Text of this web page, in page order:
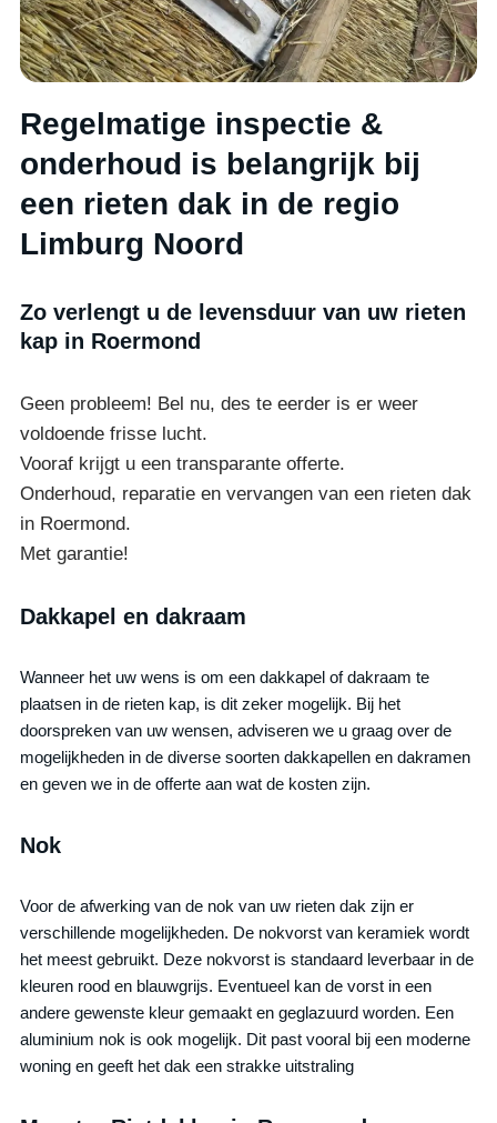
Regelmatige inspectie &
onderhoud is belangrijk bij
een rieten dak in de regio
Limburg Noord
Zo verlengt u de levensduur van uw rieten
kap in Roermond
Geen probleem! Bel nu, des te eerder is er weer
voldoende frisse lucht.
Vooraf krijgt u een transparante offerte.
Onderhoud, reparatie en vervangen van een rieten dak
in Roermond.
Met garantie!
Dakkapel en dakraam
Wanneer het uw wens is om een dakkapel of dakraam te
plaatsen in de rieten kap, is dit zeker mogelijk. Bij het
doorspreken van uw wensen, adviseren we u graag over de
mogelijkheden in de diverse soorten dakkapellen en dakramen
en geven we in de offerte aan wat de kosten zijn.
Nok
Voor de afwerking van de nok van uw rieten dak zijn er
verschillende mogelijkheden. De nokvorst van keramiek wordt
het meest gebruikt. Deze nokvorst is standaard leverbaar in de
kleuren rood en blauwgrijs. Eventueel kan de vorst in een
andere gewenste kleur gemaakt en geglazuurd worden. Een
aluminium nok is ook mogelijk. Dit past vooral bij een moderne
woning en geeft het dak een strakke uitstraling